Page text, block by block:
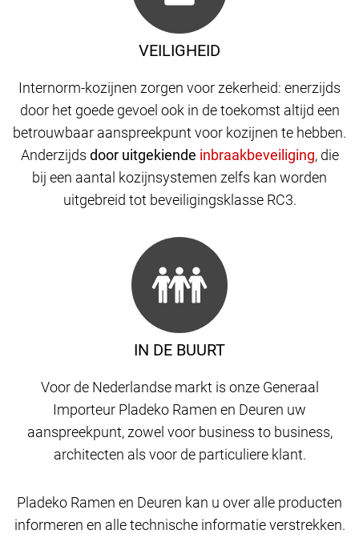
IN DE BUURT
Voor de Nederlandse markt is onze Generaal
Importeur Pladeko Ramen en Deuren uw
aanspreekpunt, zowel voor business to business,
architecten als voor de particuliere klant.
Pladeko Ramen en Deuren kan u over alle producten
informeren en alle technische informatie verstrekken.
VEILIGHEID
Internorm-kozijnen zorgen voor zekerheid: enerzijds
door het goede gevoel ook in de toekomst altijd een
betrouwbaar aanspreekpunt voor kozijnen te hebben.
Anderzijds door uitgekiende , die
bij een aantal kozijnsystemen zelfs kan worden
uitgebreid tot beveiligingsklasse RC3.